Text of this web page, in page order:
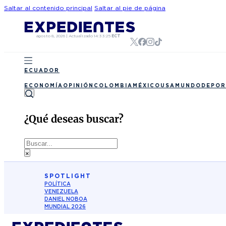
Saltar al contenido principal Saltar al pie de página
agosto 8, 2026 | Actualizado 14:33:25 ECT
ECUADOR
ECONOMÍA OPINIÓN COLOMBIA MÉXICO USA MUNDO
¿Qué deseas buscar?
Buscar
×
SPOTLIGHT
POLÍTICA
VENEZUELA
DANIEL NOBOA
MUNDIAL 2026